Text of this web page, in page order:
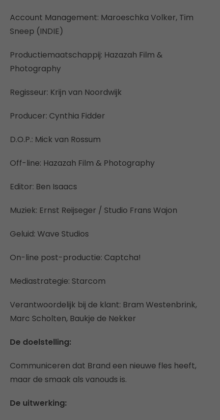
Account Management: Maroeschka Volker, Tim
Sneep (INDIE)
Productiemaatschappij: Hazazah Film &
Photography
Regisseur: Krijn van Noordwijk
Producer: Cynthia Fidder
D.O.P.: Mick van Rossum
Off-line: Hazazah Film & Photography
Editor: Ben Isaacs
Muziek: Ernst Reijseger / Studio Frans Wajon
Geluid: Wave Studios
On-line post-productie: Captcha!
Mediastrategie: Starcom
Verantwoordelijk bij de klant: Bram Westenbrink,
Marc Scholten, Baukje de Nekker
De doelstelling:
Communiceren dat Brand een nieuwe fles heeft,
maar de smaak als vanouds is.
De uitwerking: